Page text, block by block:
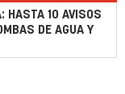
HASTA 10 AVISOS
DE AGUA Y